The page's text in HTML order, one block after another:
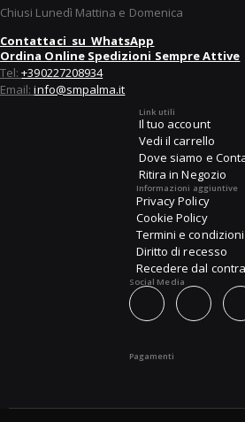
Chiusi Lunedì Mattina e Domenica
Contattaci su WhatsApp
Ordina Online Spedizioni Sempre Attive
Tel:+390227208934
Email:info@smpalma.it
Link utili
Il tuo account
Vedi il carrello
Dove siamo e
Ritira in Negozio
Informazioni aggiuntive
Privacy Policy
Cookie Policy
Termini e condizioni
Diritto di recesso
Recedere dal
Social Media
Pagamenti